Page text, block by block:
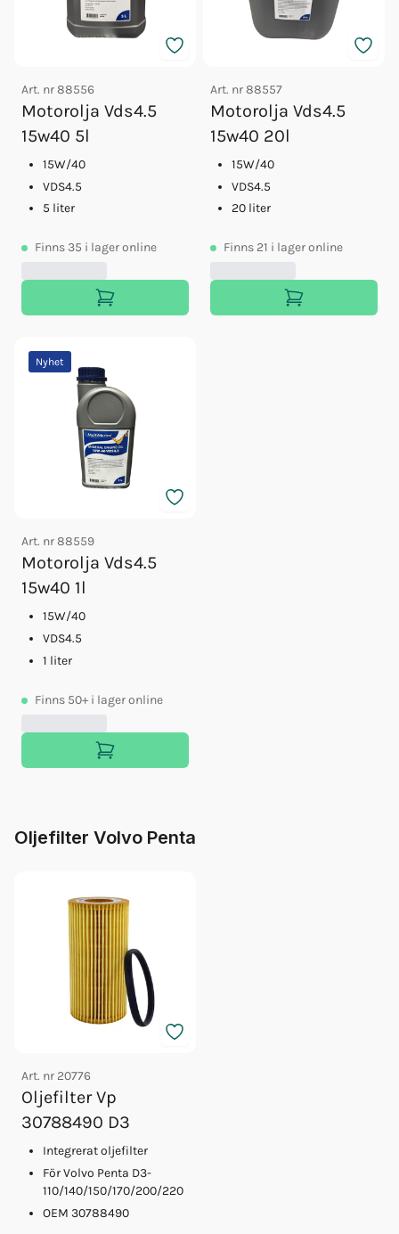
Art. nr88556
Motorolja Vds4.5
15w40 5l
15W/40
VDS4.5
5 liter
Finns 35 i lager online
Art. nr88557
Motorolja Vds4.5
15w40 20l
15W/40
VDS4.5
20 liter
Finns 21 i lager online
Nyhet
Art. nr88559
Motorolja Vds4.5
15w40 1l
15W/40
VDS4.5
1 liter
Finns 50+ i lager online
Oljefilter Volvo Penta
Art. nr 20776
Oljefilter Vp
30788490 D3
Integrerat oljefilter
För Volvo Penta D3-
110/140/150/170/200/220
OEM 30788490